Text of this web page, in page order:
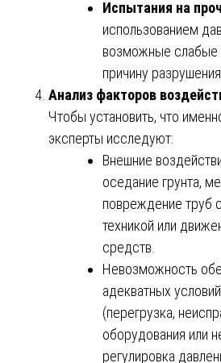
Испытания на
использованием
возможные слабые
причину разрушения.
Анализ факторов
Чтобы установить, что
эксперты исследуют:
Внешние
оседание грунта,
повреждение труб
техникой или
средств.
Невозможность
адекватных
(перегрузка,
оборудования или
регулировка